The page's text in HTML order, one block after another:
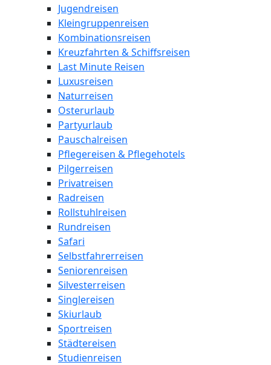
Jugendreisen
Kleingruppenreisen
Kombinationsreisen
Kreuzfahrten & Schiffsreisen
Last Minute Reisen
Luxusreisen
Naturreisen
Osterurlaub
Partyurlaub
Pauschalreisen
Pflegereisen & Pflegehotels
Pilgerreisen
Privatreisen
Radreisen
Rollstuhlreisen
Rundreisen
Safari
Selbstfahrerreisen
Seniorenreisen
Silvesterreisen
Singlereisen
Skiurlaub
Sportreisen
Städtereisen
Studienreisen